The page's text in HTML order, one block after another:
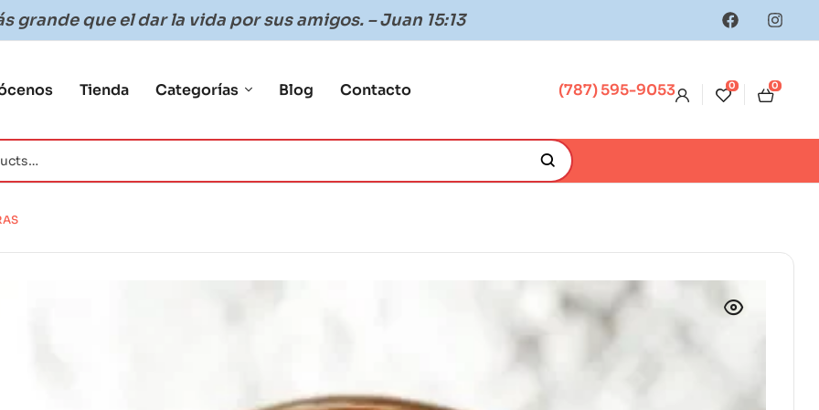
grande que el dar la vida por sus amigos. – Juan 15:13
Tienda Categorías Blog Contacto (787) 595-9053 0 0